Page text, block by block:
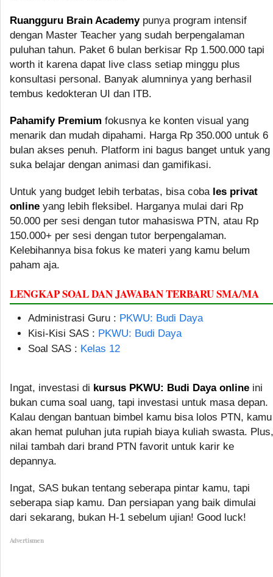
Ruangguru Brain Academypunya program intensif
dengan Master Teacher yang sudah berpengalaman
puluhan tahun. Paket 6 bulan berkisar Rp 1.500.000 tapi
worth it karena dapat live class setiap minggu plus
konsultasi personal. Banyak alumninya yang berhasil
tembus kedokteran UI dan ITB.
Pahamify Premium fokusnya ke konten visual yang
menarik dan mudah dipahami. Harga Rp 350.000 untuk 6
bulan akses penuh. Platform ini bagus banget untuk yang
suka belajar dengan animasi dan gamifikasi.
Untuk yang budget lebih terbatas, bisa coba les privat
online yang lebih fleksibel. Harganya mulai dari Rp
50.000 per sesi dengan tutor mahasiswa PTN, atau Rp
150.000+ per sesi dengan tutor berpengalaman.
Kelebihannya bisa fokus ke materi yang kamu belum
paham aja.
LENGKAP SOAL DAN JAWABAN TERBARU SMA/MA
Administrasi Guru : PKWU: Budi Daya
Kisi-Kisi SAS : PKWU: Budi Daya
Soal SAS : Kelas 12
Ingat, investasi di kursus PKWU: Budi Daya online ini
bukan cuma soal uang, tapi investasi untuk masa depan.
Kalau dengan bantuan bimbel kamu bisa lolos PTN, kamu
akan hemat puluhan juta rupiah biaya kuliah swasta. Plus,
nilai tambah dari brand PTN favorit untuk karir ke
depannya.
Ingat, SAS bukan tentang seberapa pintar kamu, tapi
seberapa siap kamu. Dan persiapan yang baik dimulai
dari sekarang, bukan H-1 sebelum ujian! Good luck!
Advertismen